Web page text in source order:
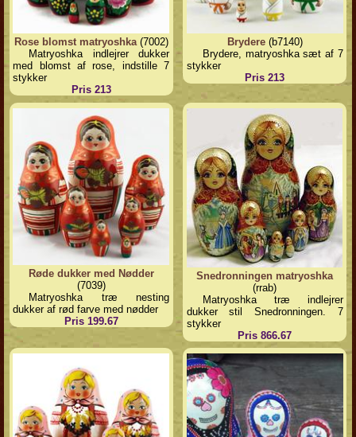
Rose blomst matryoshka(7002)
Matryoshka indlejrer dukker
med blomst af rose, indstille 7
stykker
Pris 213
Brydere(b7140)
Brydere, matryoshka sæt af 7
stykker
Pris 213
Røde dukker med Nødder
(7039)
Matryoshka træ nesting
dukker af rød farve med nødder
Pris 199.67
Snedronningen matryoshka
(rrab)
Matryoshka træ indlejrer
dukker stil Snedronningen. 7
stykker
Pris 866.67